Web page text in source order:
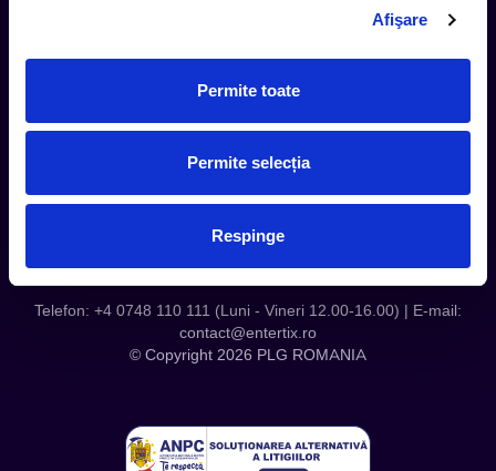
Afişare
Permite toate
Permite selecția
Respinge
Servicii Organizatori
Despre noi
Telefon: +4 0748 110 111 (Luni - Vineri 12.00-16.00) | E-mail:
contact@entertix.ro
© Copyright 2026 PLG ROMANIA